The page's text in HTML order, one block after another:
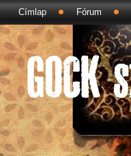
Címlap Fórum